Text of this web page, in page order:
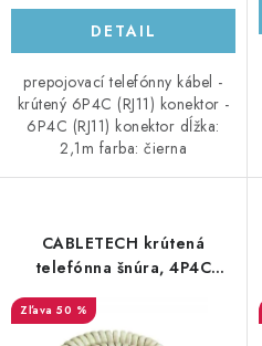
DETAIL
prepojovací telefónny kábel -
krútený 6P4C (RJ11) konektor -
6P4C (RJ11) konektor dĺžka:
2,1m farba: čierna
CABLETECH krútená
telefónna šnúra, 4P4C
4,2m, biela
50 %